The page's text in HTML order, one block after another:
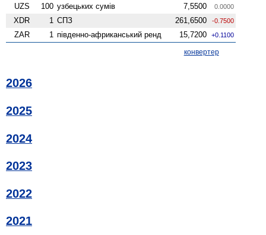
UZS 100 узбецьких сумів 7,5500 0.0000
XDR 1 СПЗ 261,6500 -0.7500
ZAR 1 південно-африканський ренд 15,7200 +0.1100
конвертер
2026
2025
2024
2023
2022
2021